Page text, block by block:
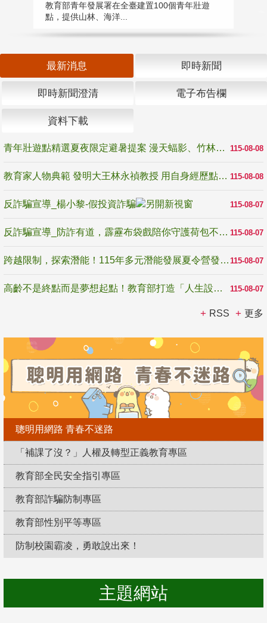
教育部青年發展署在全臺建置100個青年壯遊
點，提供山林、海洋...
最新消息 即時新聞
即時新聞澄清 電子布告欄
資料下載
115-08-08
青年壯遊點精選夏夜限定避暑提案 漫天蝠影、竹林尋蛙、茶香夜觀 邀青年暮色出發
115-08-08
教育家人物典範 發明大王林永禎教授 用自身經歷點亮學生的路
115-08-07
反詐騙宣導_楊小黎-假投資詐騙
115-08-07
反詐騙宣導_防詐有道，霹靂布袋戲陪你守護荷包不受騙
115-08-07
跨越限制，探索潛能！115年多元潛能發展夏令營發掘生命無限可能
115-08-07
高齡不是終點而是夢想起點！教育部打造「人生設計夢工場」 參展第3屆高齡健康產業博覽會
RSS 更多
聰明用網路 青春不迷路
「補課了沒？」人權及轉型正義教育專區
教育部全民安全指引專區
教育部詐騙防制專區
教育部性別平等專區
防制校園霸凌，勇敢說出來！
主題網站